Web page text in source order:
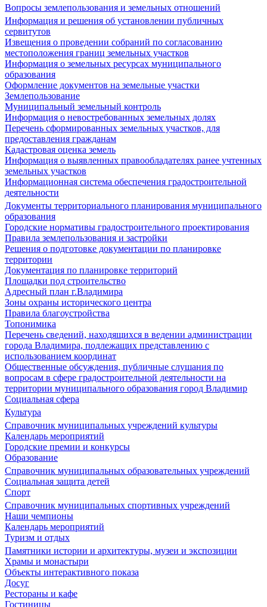
Вопросы землепользования и земельных отношений
Информация и решения об установлении публичных
сервитутов
Извещения о проведении собраний по согласованию
местоположения границ земельных участков
Информация о земельных ресурсах муниципального
образования
Оформление документов на земельные участки
Землепользование
Муниципальный земельный контроль
Информация о невостребованных земельных долях
Перечень сформированных земельных участков, для
предоставления гражданам
Кадастровая оценка земель
Информация о выявленных правообладателях ранее учтенных
земельных участков
Информационная система обеспечения градостроительной
деятельности
Документы территориального планирования муниципального
образования
Городские нормативы градостроительного проектирования
Правила землепользования и застройки
Решения о подготовке документации по планировке
территории
Документация по планировке территорий
Площадки под строительство
Адресный план г.Владимира
Зоны охраны исторического центра
Правила благоустройства
Топонимика
Перечень сведений, находящихся в ведении администрации
города Владимира, подлежащих представлению с
использованием координат
Общественные обсуждения, публичные слушания по
вопросам в сфере градостроительной деятельности на
территории муниципального образования город Владимир
Социальная сфера
Культура
Справочник муниципальных учреждений культуры
Календарь мероприятий
Городские премии и конкурсы
Образование
Справочник муниципальных образовательных учреждений
Социальная защита детей
Спорт
Справочник муниципальных спортивных учреждений
Наши чемпионы
Календарь мероприятий
Туризм и отдых
Памятники истории и архитектуры, музеи и экспозиции
Храмы и монастыри
Объекты интерактивного показа
Досуг
Рестораны и кафе
Гостиницы